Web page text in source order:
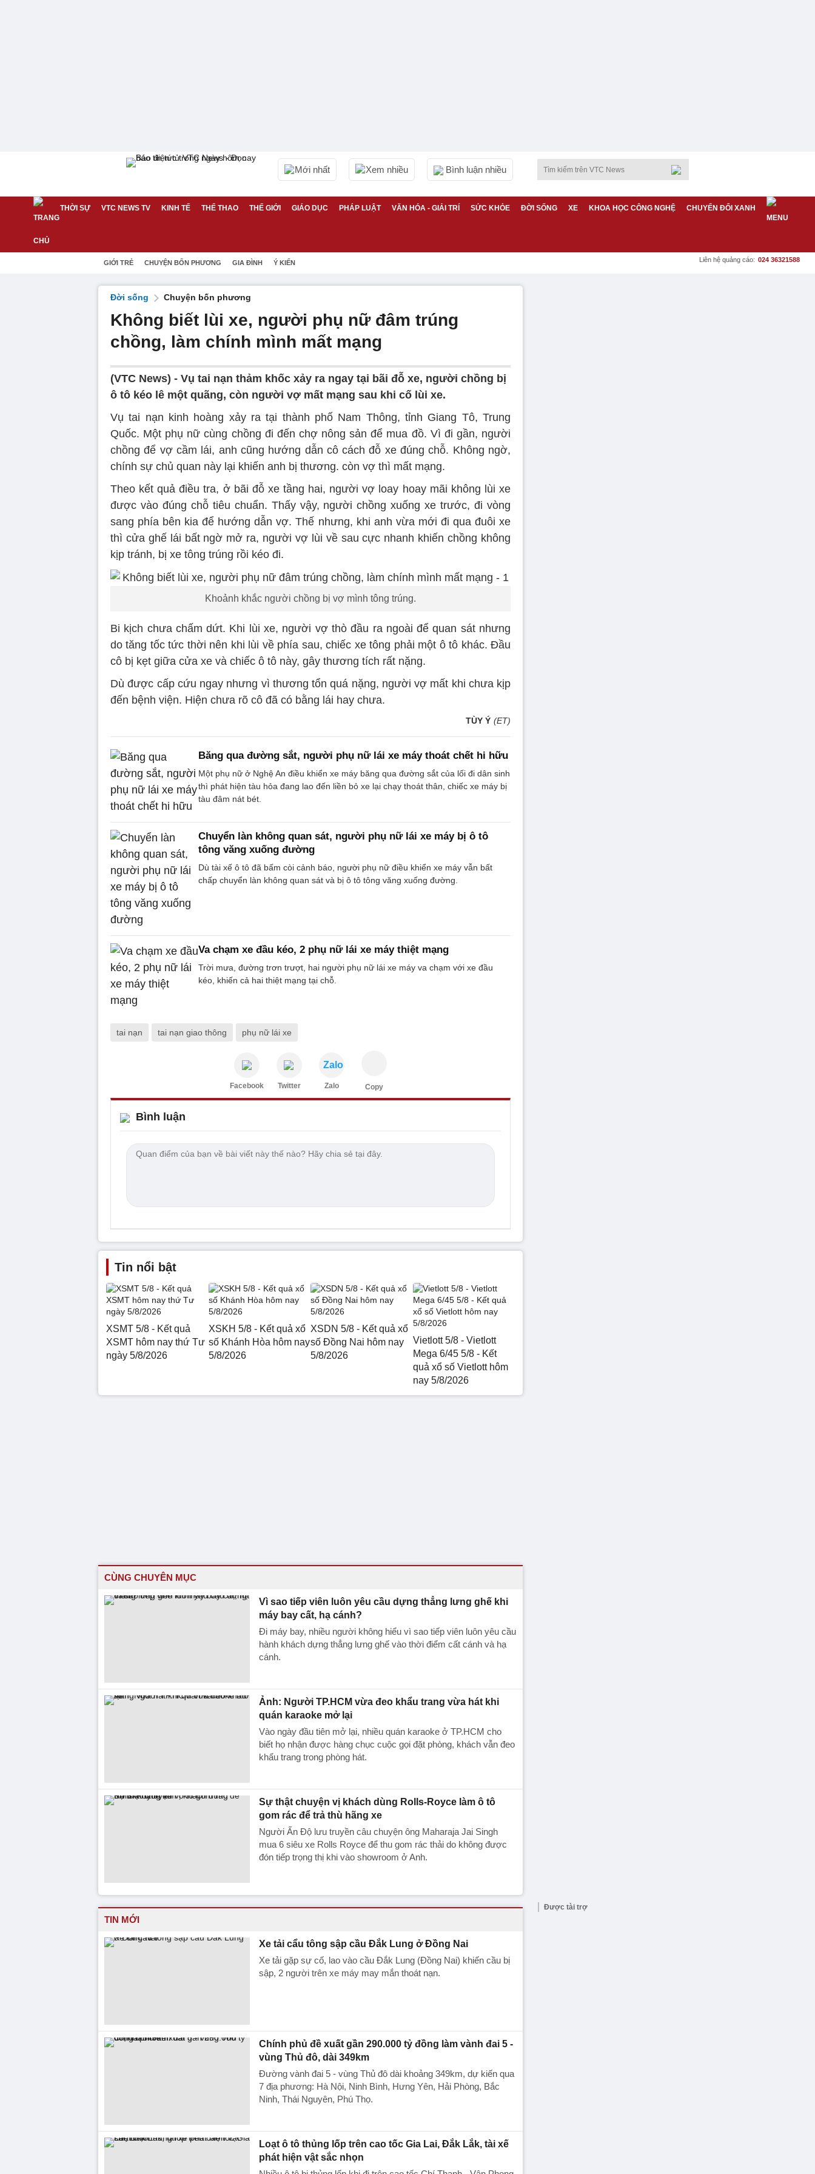
Mới nhất Xem nhiều Bình luận nhiều
THỜI SỰ VTC NEWS TV KINH TẾ THỂ THAO THẾ GIỚI GIÁO DỤC PHÁP LUẬT VĂN HÓA - GIẢI TRÍ SỨC KHỎE ĐỜI SỐNG XE KHOA HỌC CÔNG NGHỆ CHUYỂN ĐỔI XANH
GIỚI TRẺ CHUYỆN BỐN PHƯƠNG GIA ĐÌNH Ý KIẾN Liên hệ quảng cáo: 024 36321588
Đời sống Chuyện bốn phương
Không biết lùi xe, người phụ nữ đâm trúng
chồng, làm chính mình mất mạng
(VTC News) - Vụ tai nạn thảm khốc xảy ra ngay tại bãi đỗ xe, người chồng bị
ô tô kéo lê một quãng, còn người vợ mất mạng sau khi cố lùi xe.
Vụ tai nạn kinh hoàng xảy ra tại thành phố Nam Thông, tỉnh Giang Tô, Trung
Quốc. Một phụ nữ cùng chồng đi đến chợ nông sản để mua đồ. Vì đi gần, người
chồng để vợ cầm lái, anh cũng hướng dẫn cô cách đỗ xe đúng chỗ. Không ngờ,
chính sự chủ quan này lại khiến anh bị thương. còn vợ thì mất mạng.
Theo kết quả điều tra, ở bãi đỗ xe tầng hai, người vợ loay hoay mãi không lùi xe
được vào đúng chỗ tiêu chuẩn. Thấy vậy, người chồng xuống xe trước, đi vòng
sang phía bên kia để hướng dẫn vợ. Thế nhưng, khi anh vừa mới đi qua đuôi xe
thì cửa ghế lái bất ngờ mở ra, người vợ lùi về sau cực nhanh khiến chồng không
kịp tránh, bị xe tông trúng rồi kéo đi.
Khoảnh khắc người chồng bị vợ mình tông trúng.
Bi kịch chưa chấm dứt. Khi lùi xe, người vợ thò đầu ra ngoài để quan sát nhưng
do tăng tốc tức thời nên khi lùi về phía sau, chiếc xe tông phải một ô tô khác. Đầu
cô bị kẹt giữa cửa xe và chiếc ô tô này, gây thương tích rất nặng.
Dù được cấp cứu ngay nhưng vì thương tổn quá nặng, người vợ mất khi chưa kịp
đến bệnh viện. Hiện chưa rõ cô đã có bằng lái hay chưa.
TÙY Ý (ET)
Băng qua đường sắt, người phụ nữ lái xe máy thoát chết hi hữu
Một phụ nữ ở Nghệ An điều khiển xe máy băng qua đường sắt của lối đi dân sinh
thì phát hiện tàu hỏa đang lao đến liền bỏ xe lại chạy thoát thân, chiếc xe máy bị
tàu đâm nát bét.
Chuyển làn không quan sát, người phụ nữ lái xe máy bị ô tô
tông văng xuống đường
Dù tài xế ô tô đã bấm còi cảnh báo, người phụ nữ điều khiển xe máy vẫn bất
chấp chuyển làn không quan sát và bị ô tô tông văng xuống đường.
Va chạm xe đầu kéo, 2 phụ nữ lái xe máy thiệt mạng
Trời mưa, đường trơn trượt, hai người phụ nữ lái xe máy va chạm với xe đầu
kéo, khiến cả hai thiệt mạng tại chỗ.
tai nạn tai nạn giao thông phụ nữ lái xe
Facebook Twitter
Zalo
Zalo Copy
Bình luận
Tin nổi bật
XSMT 5/8 - Kết quả
XSMT hôm nay thứ Tư
ngày 5/8/2026
XSKH 5/8 - Kết quả xổ
số Khánh Hòa hôm nay
5/8/2026
XSDN 5/8 - Kết quả xổ
số Đồng Nai hôm nay
5/8/2026
Vietlott 5/8 - Vietlott
Mega 6/45 5/8 - Kết
quả xổ số Vietlott hôm
nay 5/8/2026
CÙNG CHUYÊN MỤC
Vì sao tiếp viên luôn yêu cầu dựng thẳng lưng ghế khi
máy bay cất, hạ cánh?
Đi máy bay, nhiều người không hiểu vì sao tiếp viên luôn yêu cầu
hành khách dựng thẳng lưng ghế vào thời điểm cất cánh và hạ
cánh.
Ảnh: Người TP.HCM vừa đeo khẩu trang vừa hát khi
quán karaoke mở lại
Vào ngày đầu tiên mở lại, nhiều quán karaoke ở TP.HCM cho
biết họ nhận được hàng chục cuộc gọi đặt phòng, khách vẫn đeo
khẩu trang trong phòng hát.
Sự thật chuyện vị khách dùng Rolls-Royce làm ô tô
gom rác để trả thù hãng xe
Người Ấn Độ lưu truyền câu chuyện ông Maharaja Jai Singh
mua 6 siêu xe Rolls Royce để thu gom rác thải do không được
đón tiếp trọng thị khi vào showroom ở Anh.
TIN MỚI
Xe tải cẩu tông sập cầu Đắk Lung ở Đồng Nai
Xe tải gặp sự cố, lao vào cầu Đắk Lung (Đồng Nai) khiến cầu bị
sập, 2 người trên xe máy may mắn thoát nạn.
Chính phủ đề xuất gần 290.000 tỷ đồng làm vành đai 5 -
vùng Thủ đô, dài 349km
Đường vành đai 5 - vùng Thủ đô dài khoảng 349km, dự kiến qua
7 địa phương: Hà Nội, Ninh Bình, Hưng Yên, Hải Phòng, Bắc
Ninh, Thái Nguyên, Phú Thọ.
Loạt ô tô thủng lốp trên cao tốc Gia Lai, Đắk Lắk, tài xế
phát hiện vật sắc nhọn
Được tài trợ